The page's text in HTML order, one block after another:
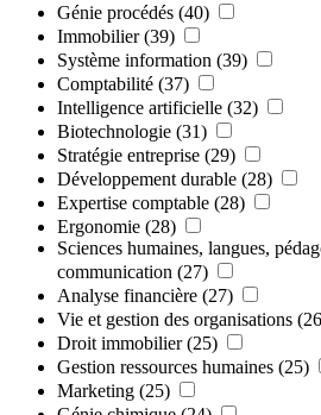
Génie procédés (40)
Immobilier (39)
Système information (39)
Comptabilité (37)
Intelligence artificielle (32)
Biotechnologie (31)
Stratégie entreprise (29)
Développement durable (28)
Expertise comptable (28)
Ergonomie (28)
Sciences humaines, langues,
communication (27)
Analyse financière (27)
Vie et gestion des organisations
Droit immobilier (25)
Gestion ressources humaines (25)
Marketing (25)